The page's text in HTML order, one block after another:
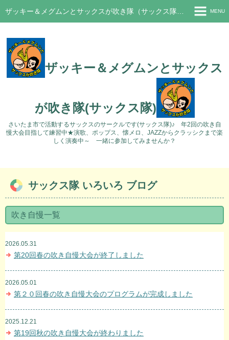
ザッキー＆メグムンとサックス
が吹き隊(サックス隊)
さいたま市で活動するサックスのサークルです(サックス隊)♪ 年2回の吹き自
慢大会目指して練習中★演歌、ポップス、懐メロ、JAZZからクラッシクまで楽
しく演奏中～ 一緒に参加してみませんか？
MENU
新着情報
ブログ
活動の様子
Q&A
サックス隊 いろいろ ブログ
吹き自慢一覧
2026.05.31
第20回春の吹き自慢大会が終了しました
2026.05.01
第２０回春の吹き自慢大会のプログラムが完成しました
2025.12.21
第19回秋の吹き自慢大会が終わりました